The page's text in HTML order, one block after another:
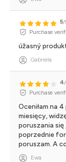
5/
Purchase
úžasný
Gabriela
4
Purchase
Oceniłam na
miesięcy,
poruszania się
poprzednie
poruszam. A
Ewa